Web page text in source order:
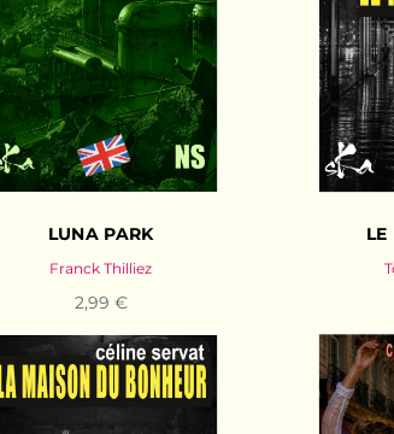
LUNA PARK
Franck Thilliez
2,99 €
LE